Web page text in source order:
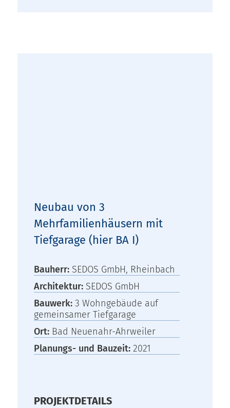
Neubau von 3
Mehrfamilienhäusern mit
Tiefgarage (hier BA I)
Bauherr: SEDOS GmbH, Rheinbach
Architektur: SEDOS GmbH
Bauwerk:3 Wohngebäude auf
gemeinsamer Tiefgarage
Ort: Bad Neuenahr-Ahrweiler
Planungs- und Bauzeit:2021
PROJEKTDETAILS